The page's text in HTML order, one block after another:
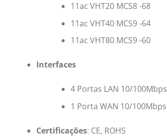
11ac VHT20 MCS8 -68
11ac VHT40 MCS9 -64
11ac VHT80 MCS9 -60
Interfaces
4 Portas LAN 10/100Mbps
1 Porta WAN 10/100Mbps
Certificações: CE, ROHS